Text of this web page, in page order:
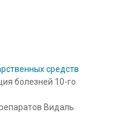
средств
болезней 10-го
Видаль